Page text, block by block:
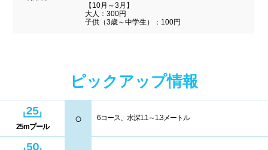
【10月～3月】
大人：300円
子供（3歳～中学生）：100円
ピックアップ情報
25mプール
○ 6コース、水深1.1～1.3メートル
中国
山口県
四国
徳島県
キャッシュレス決済 多目的トイレ
喫煙スペース
更衣室/ロッカータイプ